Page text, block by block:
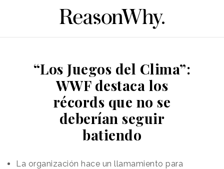
“Los Juegos del Clima”:
WWF destaca los
récords que no se
deberían seguir
batiendo
La organización hace un llamamiento para